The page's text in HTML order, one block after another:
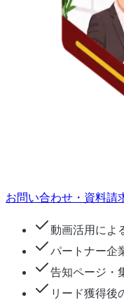
お問い合わせ・資料請
動画活用によ
パートナー企
告知ページ・
リード獲得後